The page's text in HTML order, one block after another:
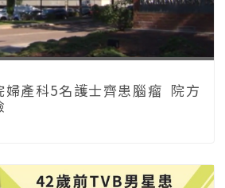
婦產科5名護士齊患腦瘤 院方